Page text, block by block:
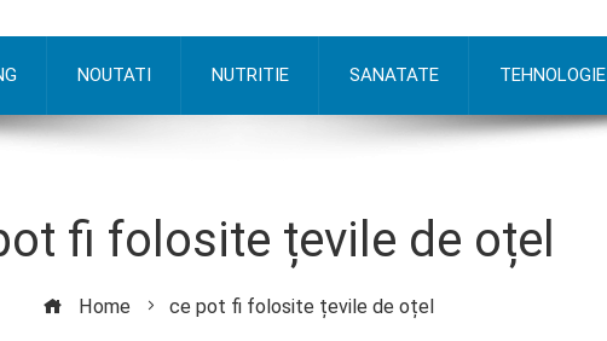
NOUTATI NUTRITIE SANATATE TEHNOLOGIE
fi folosite țevile de oțel
Home ce pot fi folosite țevile de oțel